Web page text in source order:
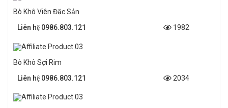
Bò Khô Viên Đặc Sản
Liên hệ 0986.803.121
1982
Bò Khô Sợi Rim
Liên hệ 0986.803.121
2034